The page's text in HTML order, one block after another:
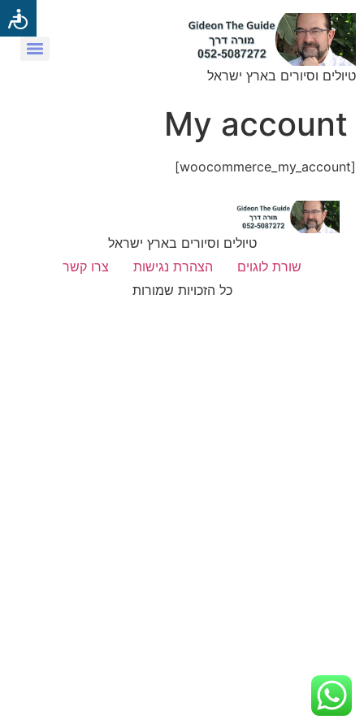
טיולים וסיורים בארץ ישראל
My account
[woocommerce_my_account]
טיולים וסיורים בארץ ישראל
שורת לוגוים
הצהרת נגישות
צרו קשר
כל הזכויות שמורות